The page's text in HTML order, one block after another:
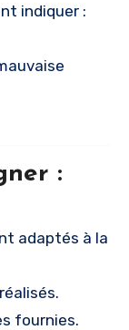
indiquer :
:
adaptés à la
fournies.